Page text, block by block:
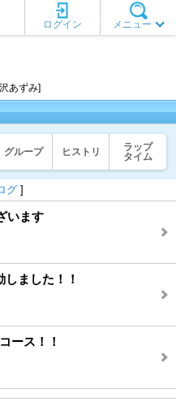
メニュー
ログイン
あずみ]
グループ ヒストリ
ラップ
タイム
グ ]
います
ました！！
ース！！